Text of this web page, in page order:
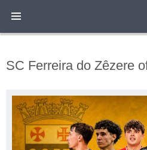
SC Ferreira do Zêzere